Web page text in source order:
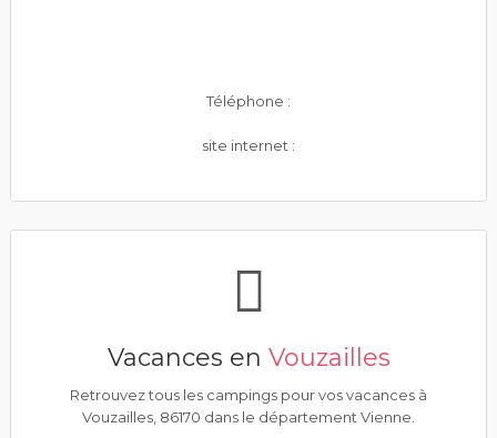
Téléphone :
site internet :
Vacances en Vouzailles
Retrouvez tous les campings pour vos vacances à
Vouzailles, 86170 dans le département Vienne.